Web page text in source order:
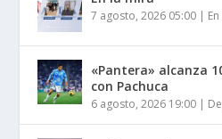
7 agosto, 2026 05:00
«Pantera» alcanza
con Pachuca
6 agosto, 2026 19:00